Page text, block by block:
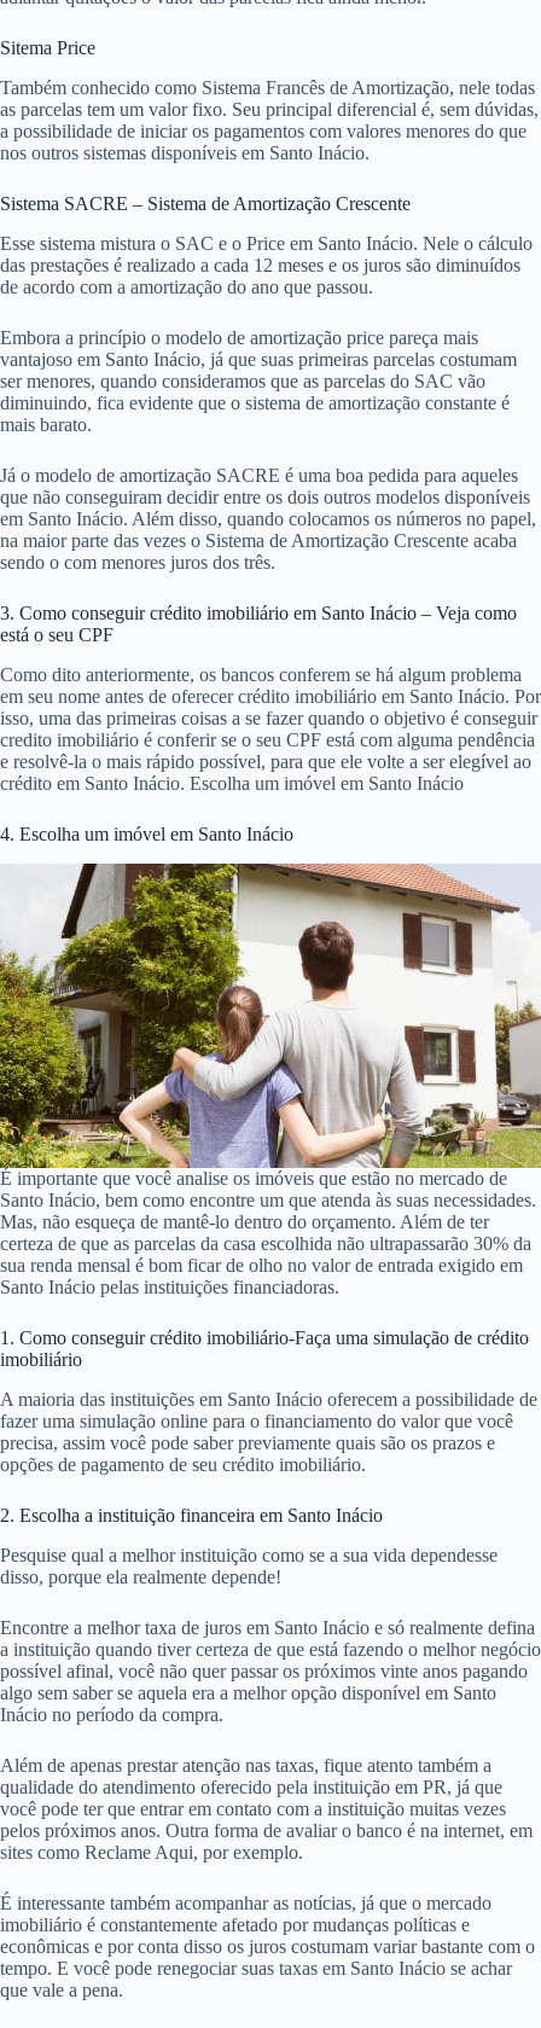
Sitema Price
Também conhecido como Sistema Francês de Amortização, nele todas
as parcelas tem um valor fixo. Seu principal diferencial é, sem dúvidas,
a possibilidade de iniciar os pagamentos com valores menores do que
nos outros sistemas disponíveis em Santo Inácio.
Sistema SACRE – Sistema de Amortização Crescente
Esse sistema mistura o SAC e o Price em Santo Inácio. Nele o cálculo
das prestações é realizado a cada 12 meses e os juros são diminuídos
de acordo com a amortização do ano que passou.
Embora a princípio o modelo de amortização price pareça mais
vantajoso em Santo Inácio, já que suas primeiras parcelas costumam
ser menores, quando consideramos que as parcelas do SAC vão
diminuindo, fica evidente que o sistema de amortização constante é
mais barato.
Já o modelo de amortização SACRE é uma boa pedida para aqueles
que não conseguiram decidir entre os dois outros modelos disponíveis
em Santo Inácio. Além disso, quando colocamos os números no papel,
na maior parte das vezes o Sistema de Amortização Crescente acaba
sendo o com menores juros dos três.
3. Como conseguir crédito imobiliário em Santo Inácio – Veja como
está o seu CPF
Como dito anteriormente, os bancos conferem se há algum problema
em seu nome antes de oferecer crédito imobiliário em Santo Inácio. Por
isso, uma das primeiras coisas a se fazer quando o objetivo é conseguir
credito imobiliário é conferir se o seu CPF está com alguma pendência
e resolvê-la o mais rápido possível, para que ele volte a ser elegível ao
crédito em Santo Inácio. Escolha um imóvel em Santo Inácio
4. Escolha um imóvel em Santo Inácio
É importante que você analise os imóveis que estão no mercado de
Santo Inácio, bem como encontre um que atenda às suas necessidades.
Mas, não esqueça de mantê-lo dentro do orçamento. Além de ter
certeza de que as parcelas da casa escolhida não ultrapassarão 30% da
sua renda mensal é bom ficar de olho no valor de entrada exigido em
Santo Inácio pelas instituições financiadoras.
1. Como conseguir crédito imobiliário-Faça uma simulação de crédito
imobiliário
A maioria das instituições em Santo Inácio oferecem a possibilidade de
fazer uma simulação online para o financiamento do valor que você
precisa, assim você pode saber previamente quais são os prazos e
opções de pagamento de seu crédito imobiliário.
2. Escolha a instituição financeira em Santo Inácio
Pesquise qual a melhor instituição como se a sua vida dependesse
disso, porque ela realmente depende!
Encontre a melhor taxa de juros em Santo Inácio e só realmente defina
a instituição quando tiver certeza de que está fazendo o melhor negócio
possível afinal, você não quer passar os próximos vinte anos pagando
algo sem saber se aquela era a melhor opção disponível em Santo
Inácio no período da compra.
Além de apenas prestar atenção nas taxas, fique atento também a
qualidade do atendimento oferecido pela instituição em PR, já que
você pode ter que entrar em contato com a instituição muitas vezes
pelos próximos anos. Outra forma de avaliar o banco é na internet, em
sites como Reclame Aqui, por exemplo.
É interessante também acompanhar as notícias, já que o mercado
imobiliário é constantemente afetado por mudanças políticas e
econômicas e por conta disso os juros costumam variar bastante com o
tempo. E você pode renegociar suas taxas em Santo Inácio se achar
que vale a pena.